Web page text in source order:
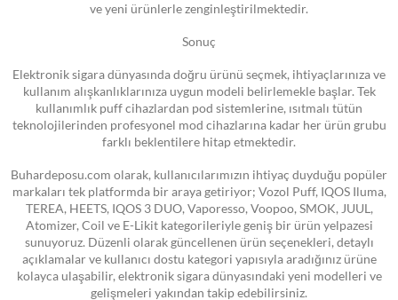
ve yeni ürünlerle zenginleştirilmektedir.
Sonuç
Elektronik sigara dünyasında doğru ürünü seçmek, ihtiyaçlarınıza ve
kullanım alışkanlıklarınıza uygun modeli belirlemekle başlar. Tek
kullanımlık puff cihazlardan pod sistemlerine, ısıtmalı tütün
teknolojilerinden profesyonel mod cihazlarına kadar her ürün grubu
farklı beklentilere hitap etmektedir.
Buhardeposu.com olarak, kullanıcılarımızın ihtiyaç duyduğu popüler
markaları tek platformda bir araya getiriyor; Vozol Puff, IQOS Iluma,
TEREA, HEETS, IQOS 3 DUO, Vaporesso, Voopoo, SMOK, JUUL,
Atomizer, Coil ve E-Likit kategorileriyle geniş bir ürün yelpazesi
sunuyoruz. Düzenli olarak güncellenen ürün seçenekleri, detaylı
açıklamalar ve kullanıcı dostu kategori yapısıyla aradığınız ürüne
kolayca ulaşabilir, elektronik sigara dünyasındaki yeni modelleri ve
gelişmeleri yakından takip edebilirsiniz.